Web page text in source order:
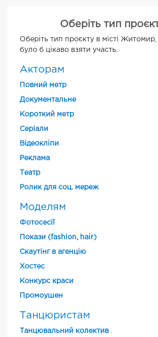
Оберіть тип
Оберіть тип проєкту в місті
було б цікаво взяти участь.
Акторам
Повний метр
Документальне
Короткий метр
Cеріали
Відеокліпи
Реклама
Театр
Ролик для соц. мереж
Моделям
Фотосесії
Покази (fashion, hair)
Скаутінг в агенцію
Хостес
Конкурс краси
Промоушен
Танцюристам
Танцювальний колектив